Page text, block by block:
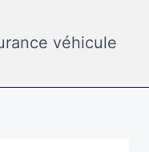
véhicule